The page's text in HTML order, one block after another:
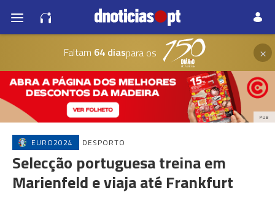
Faltam 64 diaspara os ×
PUB
EURO2024 DESPORTO
Selecção portuguesa treina em
Marienfeld e viaja até Frankfurt